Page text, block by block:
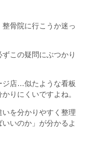
骨院に行こうか迷っ
この疑問にぶつかり
ジ店…似たような看板
りにくいですよね。
を分かりやすく整理
いのか」が分かるよ